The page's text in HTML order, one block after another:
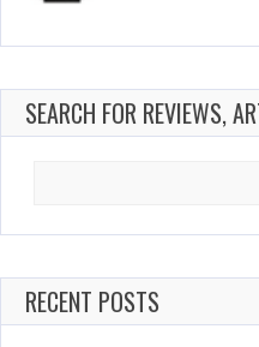
SEARCH FOR REVIEWS,
RECENT POSTS